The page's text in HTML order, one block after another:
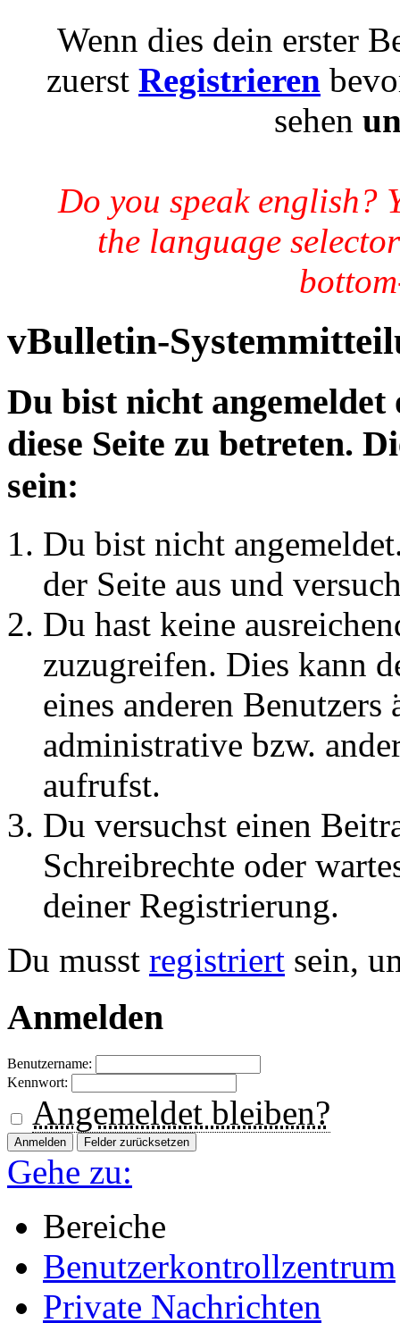
Wenn dies dein erster
zuerst Registrieren
sehen
Do you speak english?
the language
vBulletin-
Du bist nicht angemeldet
diese Seite zu betreten.
sein:
Du bist nicht
der Seite aus und
Du hast keine
zuzugreifen. Dies kann
eines anderen Benutzers
administrative bzw.
aufrufst.
Du versuchst einen
Schreibrechte oder
deiner Registrierung.
Du musst registriert sein,
Anmelden
Benutzername:
Kennwort:
Angemeldet bleiben?
Gehe zu:
Bereiche
Benutzerkontrollzentrum
Private Nachrichten